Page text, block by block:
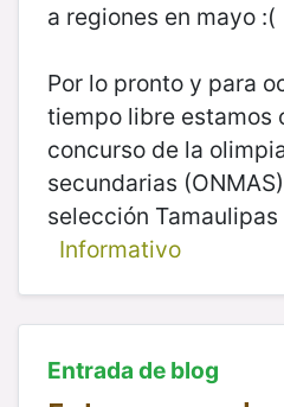
a regiones en mayo :(
Por lo pronto y para
tiempo libre estamos
concurso de la
secundarias
selección
Informativo
Entrada de blog